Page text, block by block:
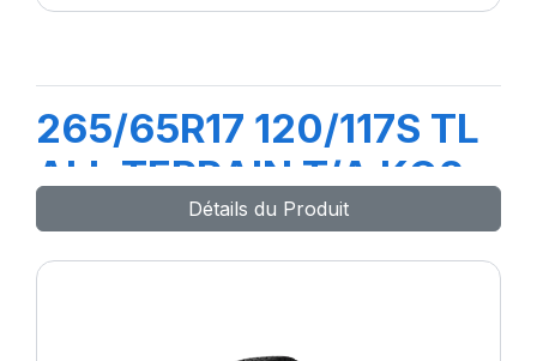
265/65R17 120/117S TL
ALL TERRAIN T/A KO2
LRER
Détails du Produit